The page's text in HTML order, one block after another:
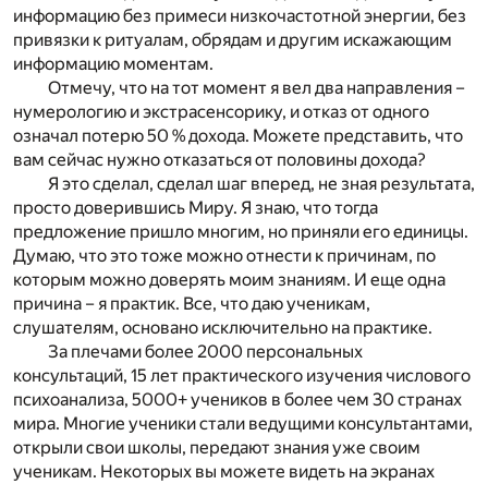
информацию без примеси низкочастотной энергии, без
привязки к ритуалам, обрядам и другим искажающим
информацию моментам.
Отмечу, что на тот момент я вел два направления –
нумерологию и экстрасенсорику, и отказ от одного
означал потерю 50 % дохода. Можете представить, что
вам сейчас нужно отказаться от половины дохода?
Я это сделал, сделал шаг вперед, не зная результата,
просто доверившись Миру. Я знаю, что тогда
предложение пришло многим, но приняли его единицы.
Думаю, что это тоже можно отнести к причинам, по
которым можно доверять моим знаниям. И еще одна
причина – я практик. Все, что даю ученикам,
слушателям, основано исключительно на практике.
За плечами более 2000 персональных
консультаций, 15 лет практического изучения числового
психоанализа, 5000+ учеников в более чем 30 странах
мира. Многие ученики стали ведущими консультантами,
открыли свои школы, передают знания уже своим
ученикам. Некоторых вы можете видеть на экранах